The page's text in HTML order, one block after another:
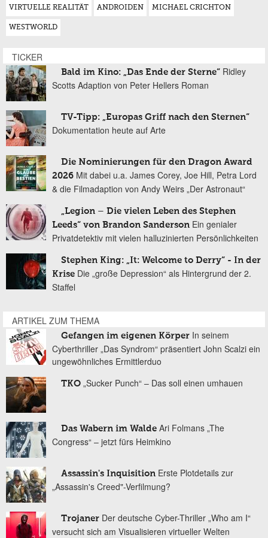
VIRTUELLE REALITÄT ANDROIDEN MICHAEL CRICHTON
WESTWORLD
TICKER
Bald im Kino: „Das Ende der Sterne“ Ridley
Scotts Adaption von Peter Hellers Roman
TV-Tipp: „Europas Griff nach den Sternen“
Dokumentation heute auf Arte
Die Nominierungen für den Dragon Award
2026 Mit dabei u.a. James Corey, Joe Hill, Petra Lord
& die Filmadaption von Andy Weirs „Der Astronaut“
„Legion – Die vielen Leben des Stephen
Leeds“ von Brandon Sanderson Ein genialer
Privatdetektiv mit vielen halluzinierten Persönlichkeiten
Stephen King: „It: Welcome to Derry“ - In der
Krise Die „große Depression“ als Hintergrund der 2.
Staffel
ARTIKEL ZUM THEMA
Gefangen im eigenen Körper In seinem
Cyberthriller „Das Syndrom“ präsentiert John Scalzi ein
ungewöhnliches Ermittlerduo
TKO „Sucker Punch“ – Das soll einen umhauen
Das Wabern im Walde Ari Folmans „The
Congress“ – jetzt fürs Heimkino
Assassin's Inquisition Erste Plotdetails zur
„Assassin's Creed"-Verfilmung?
Trojaner Der deutsche Cyber-Thriller „Who am I“
versucht sich am Visualisieren virtueller Welten